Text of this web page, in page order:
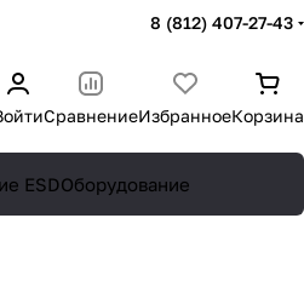
8 (812) 407-27-43
СравнениеИзбранноеКорзина
ESDОборудование